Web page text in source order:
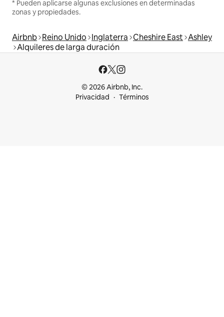
* Pueden aplicarse algunas exclusiones en determinadas
zonas y propiedades.
Airbnb Reino Unido Inglaterra Cheshire East Ashley
Alquileres de larga duración
© 2026 Airbnb, Inc.
Privacidad
Términos